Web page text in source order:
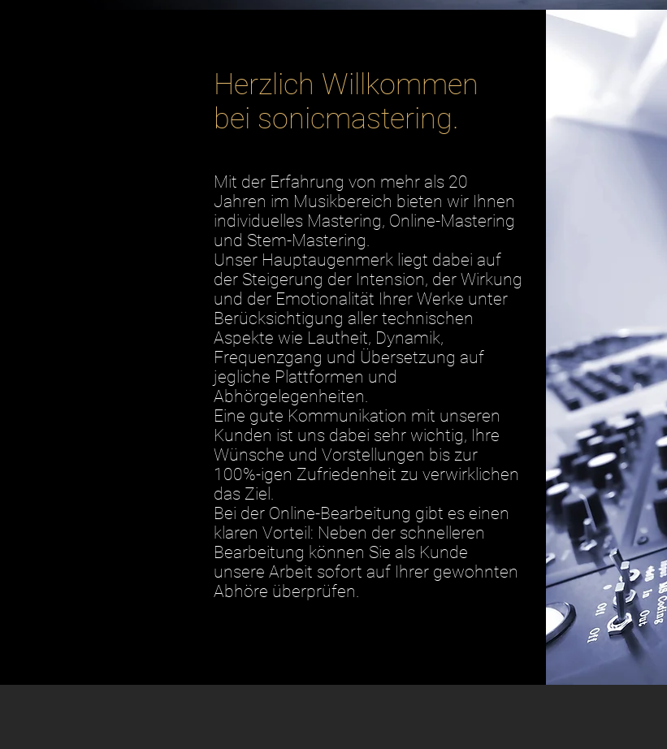
Herzlich Willkommen
bei sonicmastering.
Mit der Erfahrung von mehr als 20
Jahren im Musikbereich bieten wir Ihnen
individuelles Mastering, Online-Mastering
und Stem-Mastering.
Unser Hauptaugenmerk liegt dabei auf
der Steigerung der Intension, der Wirkung
und der Emotionalität Ihrer Werke unter
Berücksichtigung aller technischen
Aspekte wie Lautheit, Dynamik,
Frequenzgang und Übersetzung auf
jegliche Plattformen und
Abhörgelegenheiten.
Eine gute Kommunikation mit unseren
Kunden ist uns dabei sehr wichtig, Ihre
Wünsche und Vorstellungen bis zur
100%-igen Zufriedenheit zu verwirklichen
das Ziel.
Bei der Online-Bearbeitung gibt es einen
klaren Vorteil: Neben der schnelleren
Bearbeitung können Sie als Kunde
unsere Arbeit sofort auf Ihrer gewohnten
Abhöre überprüfen.